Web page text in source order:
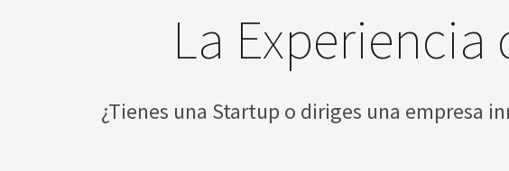
La
¿Tienes una Startup o diriges una empresa